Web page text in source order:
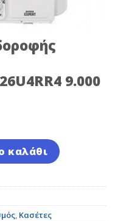
9.000
καλάθι
, Κασέτες